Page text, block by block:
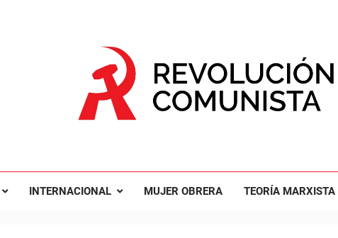
INTERNACIONAL MUJER OBRERA TEORÍA MARXISTA